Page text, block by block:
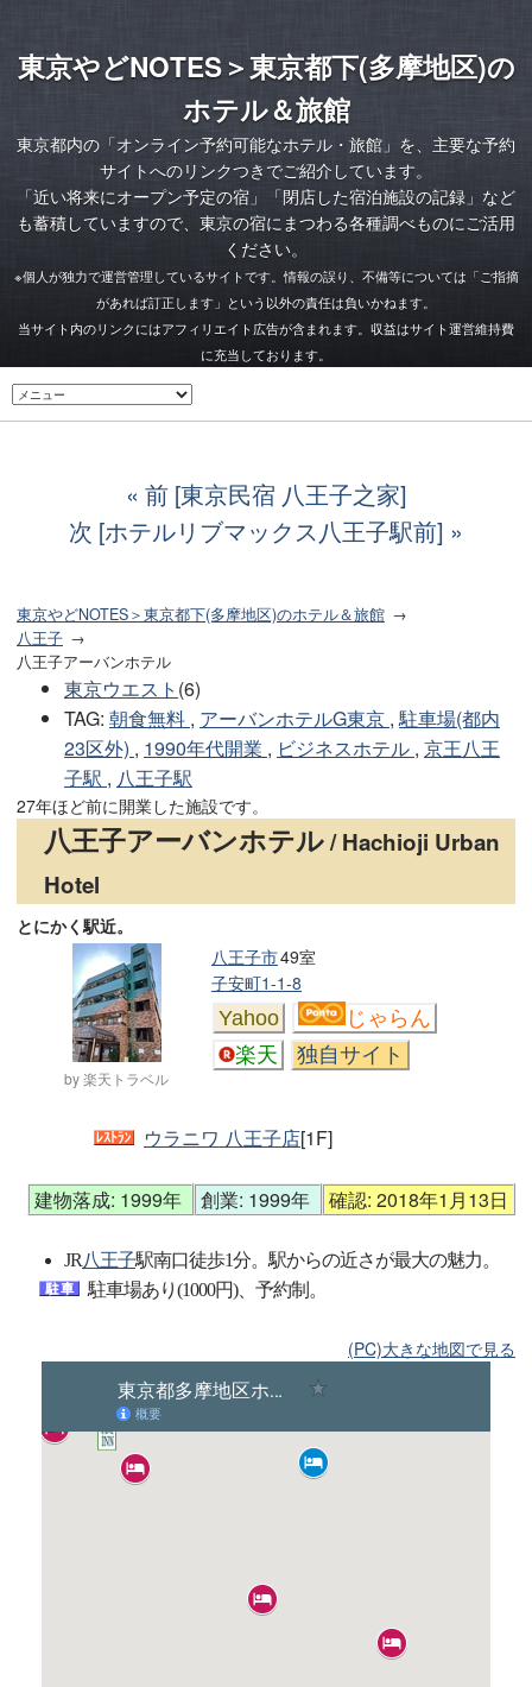
東京やどNOTES＞東京都下(多摩地区)の
ホテル＆旅館
東京都内の「オンライン予約可能なホテル・旅館」を、主要な予約
サイトへのリンクつきでご紹介しています。
「近い将来にオープン予定の宿 」「閉店した宿泊施設の記録 」など
も蓄積していますので、東京の宿にまつわる各種調べものにご活用
ください。
※個人が独力で運営管理しているサイトです。情報の誤り、不備等については「ご指摘
があれば訂正します」という以外の責任は負いかねます。
当サイト内のリンクにはアフィリエイト広告が含まれます。収益はサイト運営維持費
に充当しております。
前 [東京民宿 八王子之家]
次 [ホテルリブマックス八王子駅前]
東京やどNOTES＞東京都下(多摩地区)のホテル＆旅館
八王子
八王子アーバンホテル
東京ウエスト (6)
TAG: 朝食無料 , アーバンホテルG東京 , 駐車場(都内
23区外) , 1990年代開業 , ビジネスホテル , 京王八王
子駅 , 八王子駅
27年ほど前に開業した施設です。
八王子アーバンホテル/ Hachioji Urban
Hotel
とにかく駅近。
by 楽天トラベル
49室
八王子市
子安町1-1-8
Yahoo
じゃらん
楽天
独自サイト
ウラニワ 八王子店[1F]
建物落成: 1999年 創業: 1999年 確認: 2018年1月13日
JR八王子駅南口徒歩1分。駅からの近さが最大の魅力。
駐車場あり(1000円)、予約制。
(PC)大きな地図で見る